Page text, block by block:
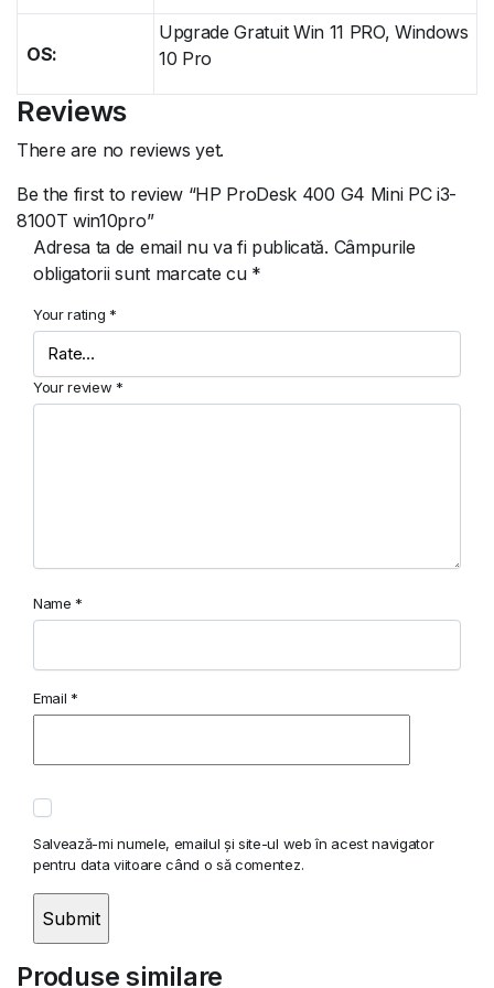
OS:
Upgrade Gratuit Win 11 PRO, Windows
10 Pro
Reviews
There are no reviews yet.
Be the first to review “HP ProDesk 400 G4 Mini PC i3-
8100T win10pro”
Adresa ta de email nu va fi publicată. Câmpurile
obligatorii sunt marcate cu *
Your rating *
Your review *
Name *
Email *
Salvează-mi numele, emailul și site-ul web în acest navigator
pentru data viitoare când o să comentez.
Produse similare